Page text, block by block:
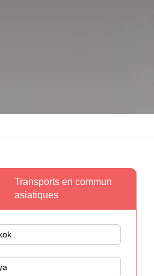
Transports en commun
asiatiques